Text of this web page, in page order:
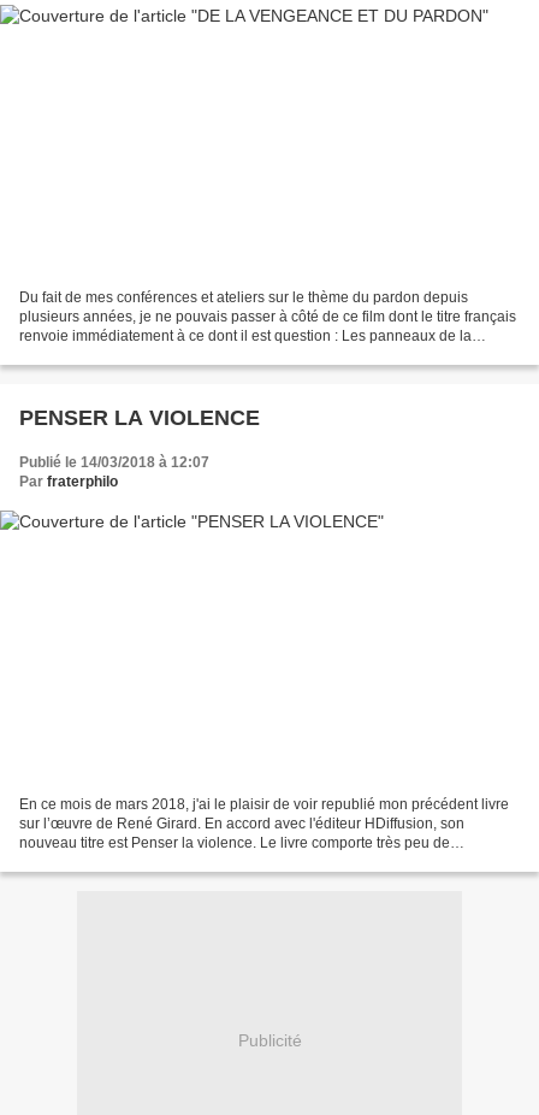
Du fait de mes conférences et ateliers sur le thème du pardon depuis
plusieurs années, je ne pouvais passer à côté de ce film dont le titre français
renvoie immédiatement à ce dont il est question : Les panneaux de la
PENSER LA VIOLENCE
Publié le 14/03/2018 à 12:07
Par fraterphilo
En ce mois de mars 2018, j'ai le plaisir de voir republié mon précédent livre
sur l’œuvre de René Girard. En accord avec l'éditeur HDiffusion, son
nouveau titre est Penser la violence. Le livre comporte très peu de
Publicité